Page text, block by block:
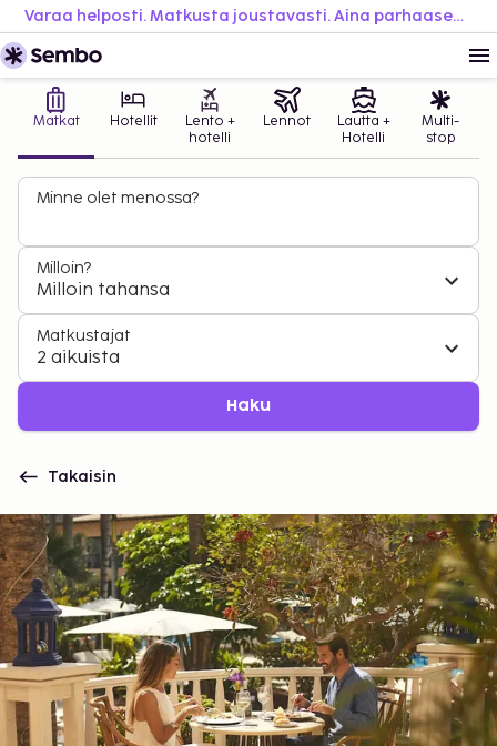
Varaa helposti. Matkusta joustavasti. Aina parhaaseen hintaan.
Matkat Hotellit
Lento +
hotelli
Lennot
Lautta +
Hotelli
Multi-
stop
Minne olet menossa?
Milloin?
Milloin tahansa
Matkustajat
2 aikuista
Haku
Takaisin